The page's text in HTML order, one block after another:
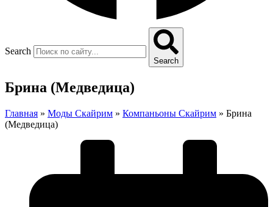
Search
Search
Брина (Медведица)
Главная » Моды Скайрим » Компаньоны Скайрим » Брина
(Медведица)